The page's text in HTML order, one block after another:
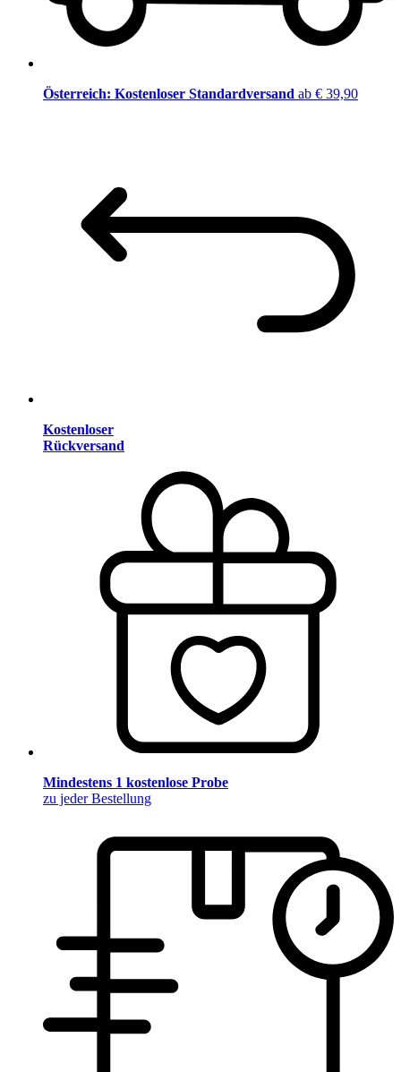
Österreich: Kostenloser Standardversand ab € 39,90
Kostenloser
Rückversand
Mindestens 1 kostenlose Probe
zu jeder Bestellung